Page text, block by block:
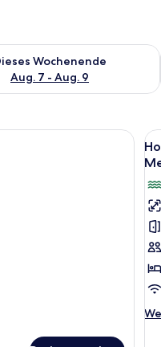
9.
Wochenende
Aug. 7 - Aug. 9
Verfügbarkeit für
und einem
Zimmersafe, Schreibtisch,
Alle